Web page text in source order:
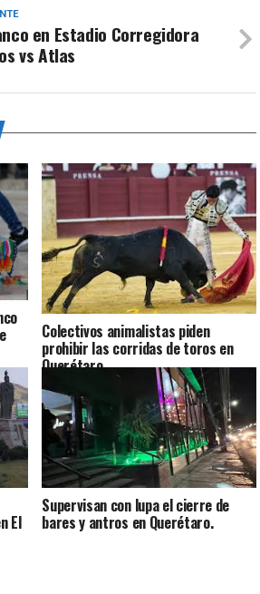
en Estadio Corregidora
vs Atlas
Colectivos animalistas piden
prohibir las corridas de toros en
Querétaro.
El
Supervisan con lupa el cierre de
bares y antros en Querétaro.